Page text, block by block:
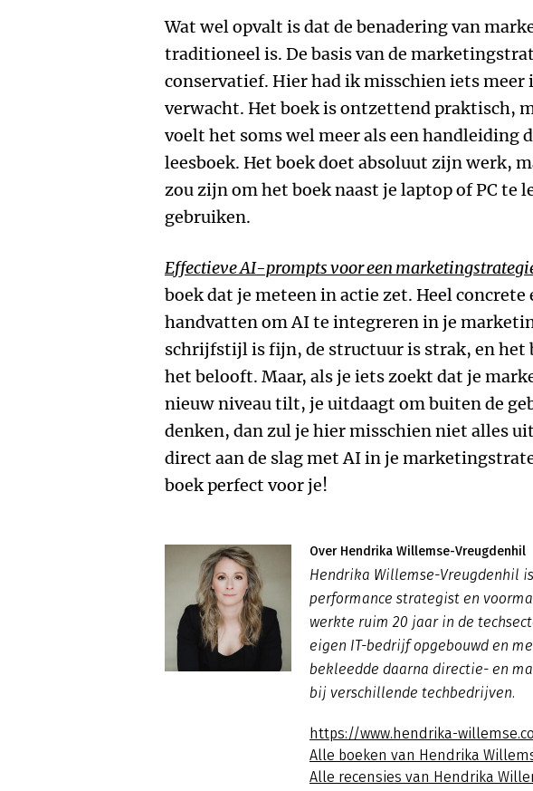
Wat wel opvalt is dat de benadering van
traditioneel is. De basis van de
conservatief. Hier had ik misschien iets meer
verwacht. Het boek is ontzettend praktisch,
voelt het soms wel meer als een handleiding
leesboek. Het boek doet absoluut zijn werk,
zou zijn om het boek naast je laptop of PC te
gebruiken.
Effectieve AI-prompts voor een
boek dat je meteen in actie zet. Heel concrete
handvatten om AI te integreren in je
schrijfstijl is fijn, de structuur is strak, en het
het belooft. Maar, als je iets zoekt dat je
nieuw niveau tilt, je uitdaagt om buiten de
denken, dan zul je hier misschien niet alles
direct aan de slag met AI in je
boek perfect voor je!
Over Hendrika Willemse-Vreugdenhil
Hendrika Willemse-Vreugdenhil
performance strategist en
werkte ruim 20 jaar in de
eigen IT-bedrijf opgebouwd en
bekleedde daarna directie- en
bij verschillende techbedrijven.
https://www.hendrika-
Alle boeken van Hendrika
Alle recensies van Hendrika